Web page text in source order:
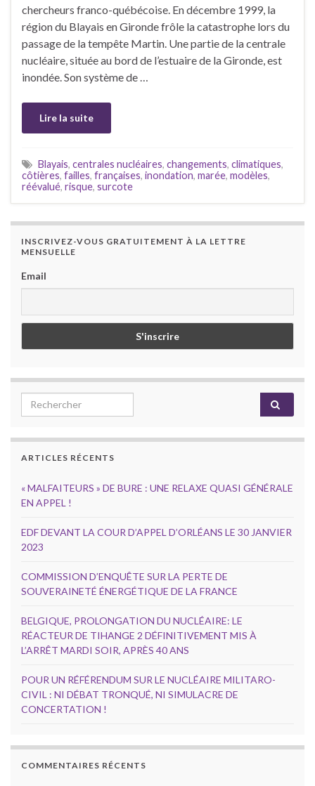
chercheurs franco-québécoise. En décembre 1999, la
région du Blayais en Gironde frôle la catastrophe lors du
passage de la tempête Martin. Une partie de la centrale
nucléaire, située au bord de l’estuaire de la Gironde, est
inondée. Son système de …
Lire la suite
Blayais, centrales nucléaires, changements, climatiques,
côtières, failles, françaises, inondation, marée, modèles,
réévalué, risque, surcote
INSCRIVEZ-VOUS GRATUITEMENT À LA LETTRE
MENSUELLE
Email
Search for:
ARTICLES RÉCENTS
« MALFAITEURS » DE BURE : UNE RELAXE QUASI GÉNÉRALE
EN APPEL !
EDF DEVANT LA COUR D’APPEL D’ORLÉANS LE 30 JANVIER
2023
COMMISSION D’ENQUÊTE SUR LA PERTE DE
SOUVERAINETÉ ÉNERGÉTIQUE DE LA FRANCE
BELGIQUE, PROLONGATION DU NUCLÉAIRE: LE
RÉACTEUR DE TIHANGE 2 DÉFINITIVEMENT MIS À
L’ARRÊT MARDI SOIR, APRÈS 40 ANS
POUR UN RÉFÉRENDUM SUR LE NUCLÉAIRE MILITARO-
CIVIL : NI DÉBAT TRONQUÉ, NI SIMULACRE DE
CONCERTATION !
COMMENTAIRES RÉCENTS